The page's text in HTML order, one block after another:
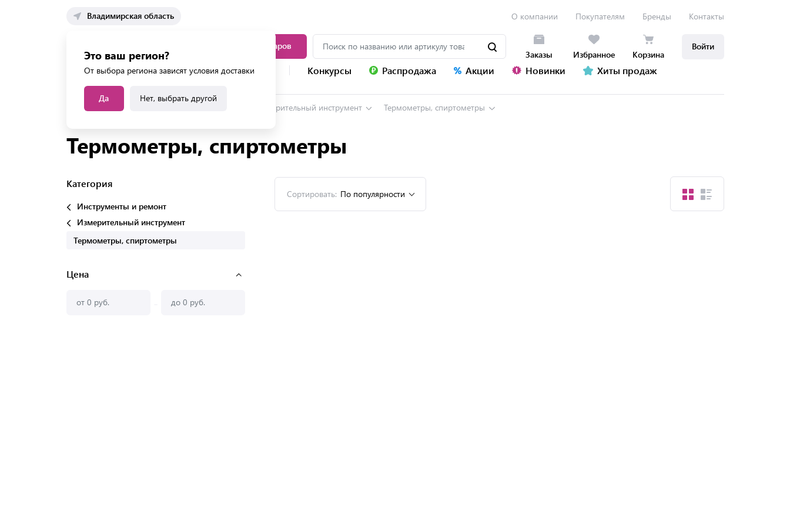
Владимирская область
Это ваш регион?
От выбора региона зависят условия доставки
Да Нет, выбрать другой
О компании Покупателям Бренды Контакты
Каталог товаров
Заказы Избранное Корзина
Войти
Каталог услуг Конкурсы Распродажа Акции Новинки Хиты продаж
Главная Каталог Измерительный инструмент Термометры, спиртометры
Термометры, спиртометры
Категория
Инструменты и ремонт
Измерительный инструмент
Термометры, спиртометры
Цена
Сортировать: По популярности